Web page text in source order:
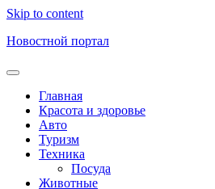
Skip to content
Новостной портал
Главная
Красота и здоровье
Авто
Туризм
Техника
Посуда
Животные